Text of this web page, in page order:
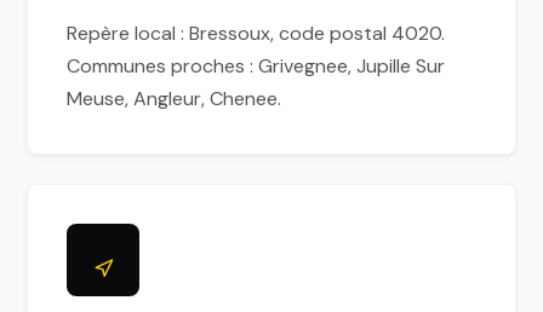
Repère local : Bressoux, code postal 4020.
Communes proches : Grivegnee, Jupille Sur
Meuse, Angleur, Chenee.